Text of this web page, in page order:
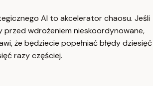
AI to akcelerator chaosu. Jeśli
przed wdrożeniem nieskoordynowane,
że będziecie popełniać błędy dziesięć
razy częściej.